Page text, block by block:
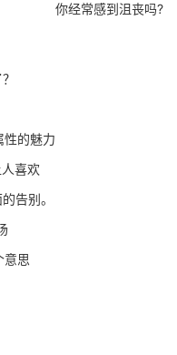
你经常感到沮丧吗?
性的魅力
喜欢
告别。
意思